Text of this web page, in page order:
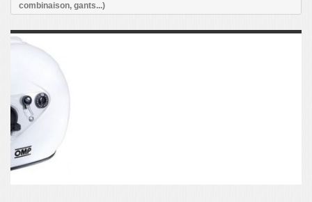
combinaison, gants...)